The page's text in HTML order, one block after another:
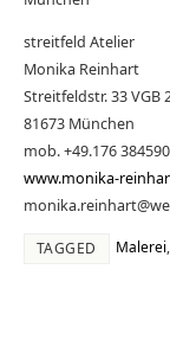
streitfeld Atelier
Monika Reinhart
Streitfeldstr. 33 VGB
81673 München
mob. +49.176
www.monika-
TAGGED Malerei,